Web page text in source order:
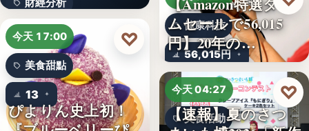
財經分析
文字
正讓…
今天 17:00
美食甜點
13
ぴよりん史上初！
♡
健康科技
56,015円
【Amazon特選タイ
ムセールで56,015
円】20年の…
今天 04:27
美食活動
【速報】夏のさつ
♡